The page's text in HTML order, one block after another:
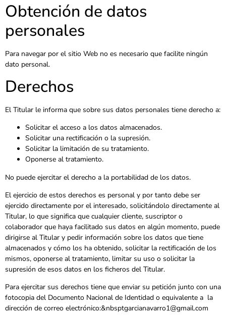
Obtención de datos
personales
Para navegar por el sitio Web no es necesario que facilite ningún
dato personal.
Derechos
El Titular le informa que sobre sus datos personales tiene derecho a:
Solicitar el acceso a los datos almacenados.
Solicitar una rectificación o la supresión.
Solicitar la limitación de su tratamiento.
Oponerse al tratamiento.
No puede ejercitar el derecho a la portabilidad de los datos.
El ejercicio de estos derechos es personal y por tanto debe ser
ejercido directamente por el interesado, solicitándolo directamente al
Titular, lo que significa que cualquier cliente, suscriptor o
colaborador que haya facilitado sus datos en algún momento, puede
dirigirse al Titular y pedir información sobre los datos que tiene
almacenados y cómo los ha obtenido, solicitar la rectificación de los
mismos, oponerse al tratamiento, limitar su uso o solicitar la
supresión de esos datos en los ficheros del Titular.
Para ejercitar sus derechos tiene que enviar su petición junto con una
fotocopia del Documento Nacional de Identidad o equivalente a la
dirección de correo electrónico:&nbsptgarcianavarro1@gmail.com